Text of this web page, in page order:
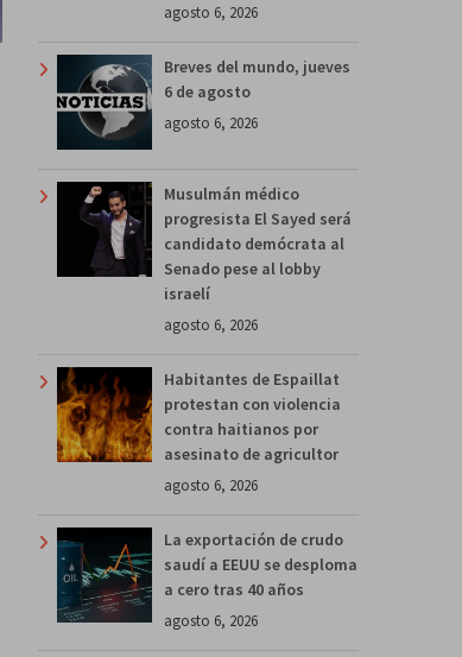
agosto 6, 2026
Breves del mundo, jueves
6 de agosto
agosto 6, 2026
Musulmán médico
progresista El Sayed será
candidato demócrata al
Senado pese al lobby
israelí
agosto 6, 2026
Habitantes de Espaillat
protestan con violencia
contra haitianos por
asesinato de agricultor
agosto 6, 2026
La exportación de crudo
saudí a EEUU se desploma
a cero tras 40 años
agosto 6, 2026